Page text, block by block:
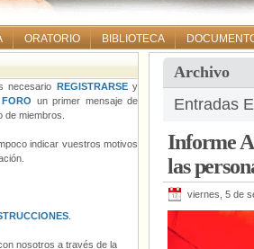
ORATORIO BIBLIOTECA
Archivo
Entradas
Informe
las
viernes, 5 de
necesario REGISTRARSEy
FORO un primer mensaje de
miembros.
indicar vuestros motivos
nosotros a través de la